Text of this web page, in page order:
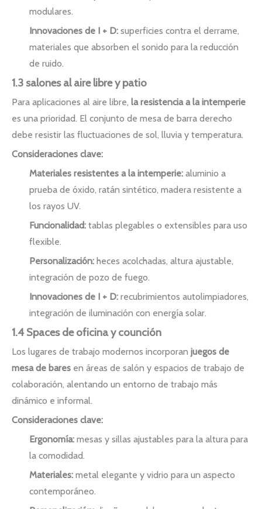
modulares.
Innovaciones de I + D: superficies contra el derrame,
materiales que absorben el sonido para la reducción
de ruido.
1.3 salones al aire libre y patio
Para aplicaciones al aire libre, la resistencia a la intemperie
es una prioridad. El conjunto de mesa de barra derecho
debe resistir las fluctuaciones de sol, lluvia y temperatura.
Consideraciones clave:
Materiales resistentes a la intemperie: aluminio a
prueba de óxido, ratán sintético, madera resistente a
los rayos UV.
Funcionalidad: tablas plegables o extensibles para uso
flexible.
Personalización: heces acolchadas, altura ajustable,
integración de pozo de fuego.
Innovaciones de I + D: recubrimientos autolimpiadores,
integración de iluminación con energía solar.
1.4 Spaces de oficina y counción
Los lugares de trabajo modernos incorporan juegos de
mesa de bares en áreas de salón y espacios de trabajo de
colaboración, alentando un entorno de trabajo más
dinámico e informal.
Consideraciones clave:
Ergonomía: mesas y sillas ajustables para la altura para
la comodidad.
Materiales: metal elegante y vidrio para un aspecto
contemporáneo.